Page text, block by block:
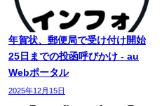
年賀状、郵便局で受け付け開始
25日までの投函呼びかけ - au
Webポータル
2025年12月15日